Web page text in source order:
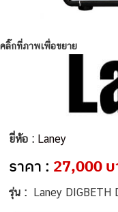
คลิ๊กที่ภาพเพื่อขยาย
ยี่ห้อ : Laney
ราคา : 27,000
รุ่น : Laney